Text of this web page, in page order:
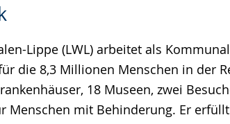
Lippe (LWL) arbeitet als
die 8,3 Millionen Menschen in der
18 Museen, zwei
Menschen mit Behinderung. Er